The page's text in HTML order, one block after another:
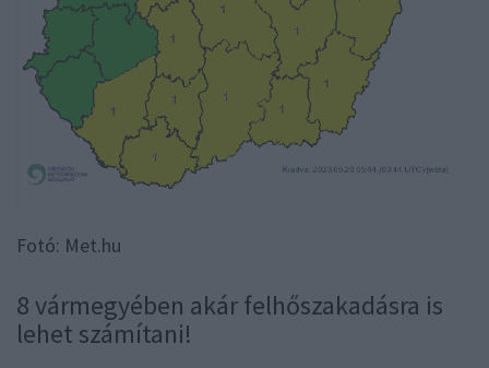
Fotó: Met.hu
8 vármegyében akár felhőszakadásra is
lehet számítani!